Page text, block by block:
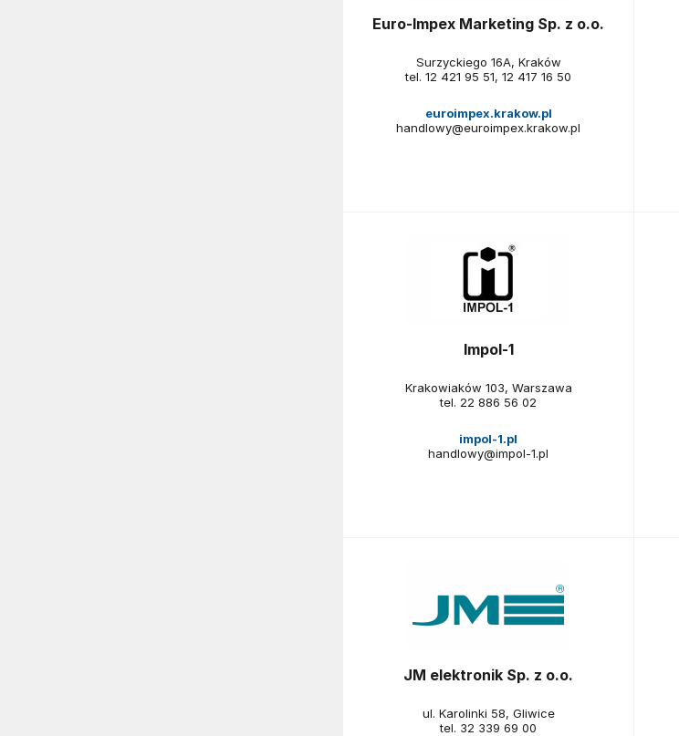
Euro-Impex Marketing Sp. z o.o.
Surzyckiego 16A, Kraków
tel. 12 421 95 51, 12 417 16 50
euroimpex.krakow.pl
handlowy@euroimpex.krakow.pl
Impol-1
Krakowiaków 103, Warszawa
tel. 22 886 56 02
impol-1.pl
handlowy@impol-1.pl
JM elektronik Sp. z o.o.
ul. Karolinki 58, Gliwice
tel. 32 339 69 00